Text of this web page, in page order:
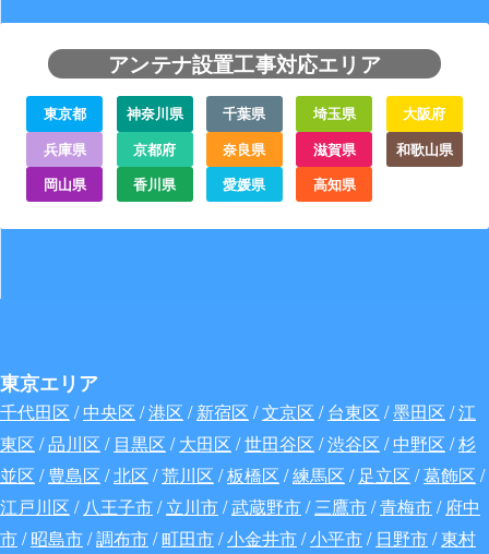
アンテナ設置工事対応エリア
東京都 神奈川県 千葉県 埼玉県
大阪府
兵庫県
京都府 奈良県 滋賀県
和歌山県
岡山県
香川県 愛媛県 高知県
東京エリア
千代田区 /中央区 /港区 /新宿区 /文京区 /台東区 /墨田区 /江
東区 /品川区 / 目黒区 /大田区 /世田谷区 /渋谷区 /中野区 /杉
並区 /豊島区 /北区 /荒川区 /板橋区 /練馬区 / 足立区 /葛飾区 /
江戸川区 / 八王子市/立川市/武蔵野市/三鷹市/青梅市/ 府中
市/昭島市/調布市/町田市/小金井市/小平市/ 日野市/東村